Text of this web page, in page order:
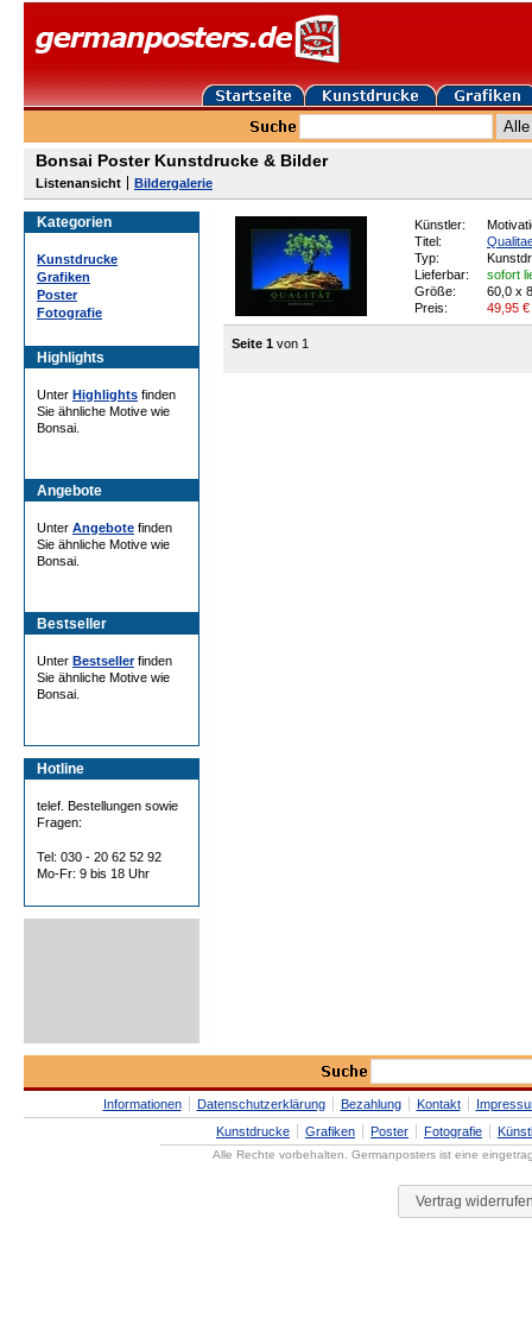
Bonsai Poster Kunstdrucke & Bilder
Listenansicht Bildergalerie
Kategorien
Kunstdrucke
Grafiken
Poster
Fotografie
Highlights
Unter Highlights finden
Sie ähnliche Motive wie
Bonsai.
Angebote
Unter Angebote finden
Sie ähnliche Motive wie
Bonsai.
Bestseller
Unter Bestsellerfinden
Sie ähnliche Motive wie
Bonsai.
Hotline
telef. Bestellungen sowie
Fragen:
Tel: 030 - 20 62 52 92
Mo-Fr: 9 bis 18 Uhr
Künstler:
Titel:
Typ:
Lieferbar:
sofort
Größe:
60,0 x
Preis:
49,95 €
Seite 1 von 1
Informationen Datenschutzerklärung Bezahlung Kontakt
Kunstdrucke
Grafiken Poster Fotografie
Alle Rechte vorbehalten. Germanposters ist eine
Vertrag